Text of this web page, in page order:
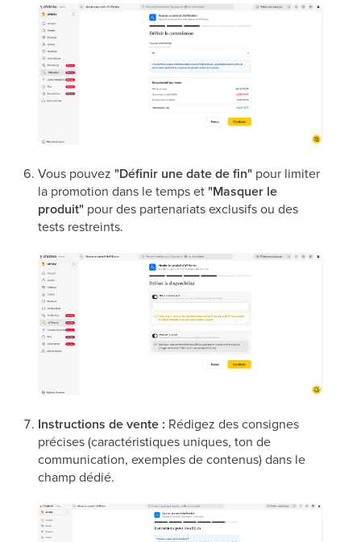
Vous pouvez "Définir une date de fin" pour limiter
la promotion dans le temps et"Masquer le
produit" pour des partenariats exclusifs ou des
tests restreints.
Instructions de vente : Rédigez des consignes
précises (caractéristiques uniques, ton de
communication, exemples de contenus) dans le
champ dédié.